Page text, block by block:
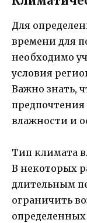
Для
времени для
необходимо
условия
Важно знать,
влажности и
Тип климата
В некоторых
длительным
ограничить
определенных